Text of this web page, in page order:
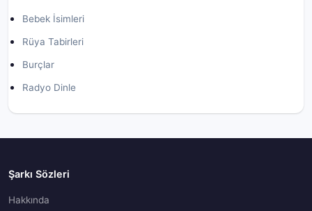
Bebek İsimleri
Rüya Tabirleri
Burçlar
Radyo Dinle
Şarkı Sözleri
Hakkında